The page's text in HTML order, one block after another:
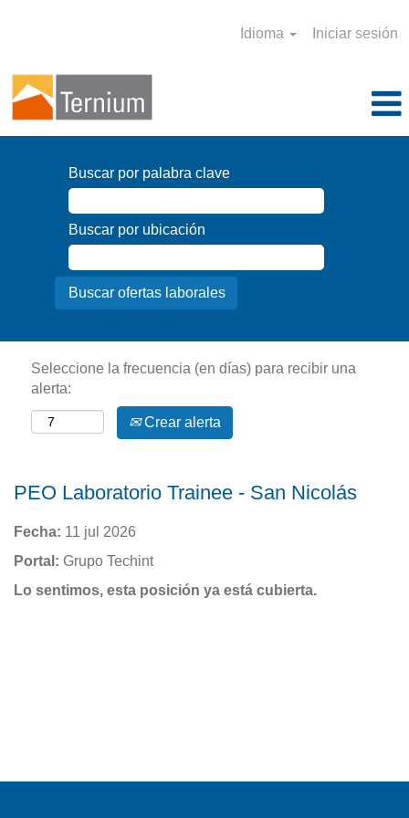
Idioma Iniciar sesión
Buscar por palabra clave
Buscar por ubicación
Seleccione la frecuencia (en días) para recibir una
alerta:
Crear alerta
PEO Laboratorio Trainee - San Nicolás
Fecha: 11 jul 2026
Portal: Grupo Techint
Lo sentimos, esta posición ya está cubierta.